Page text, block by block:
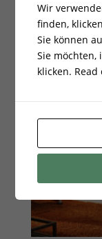
Wir
finden,
Sie können
Sie möchten,
klicken. Read